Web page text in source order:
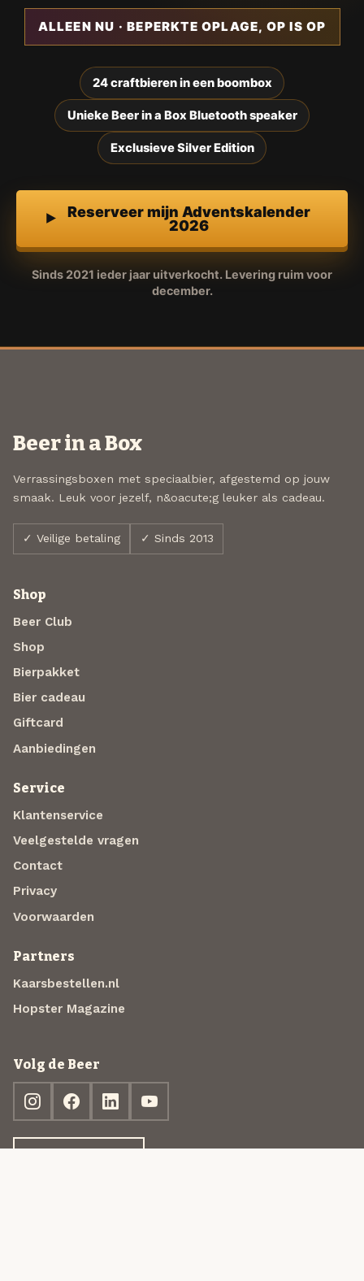
ALLEEN NU · BEPERKTE OPLAGE, OP IS OP
24 craftbieren in een boombox
Unieke Beer in a Box Bluetooth speaker
Exclusieve Silver Edition
Reserveer mijn Adventskalender
2026
Sinds 2021 ieder jaar uitverkocht. Levering ruim voor
december.
Beer in a Box
Verrassingsboxen met speciaalbier, afgestemd op jouw
smaak. Leuk voor jezelf, n&oacute;g leuker als cadeau.
✓ Veilige betaling ✓ Sinds 2013
Shop
Beer Club
Shop
Bierpakket
Bier cadeau
Giftcard
Aanbiedingen
Service
Klantenservice
Veelgestelde vragen
Contact
Privacy
Voorwaarden
Partners
Kaarsbestellen.nl
Hopster Magazine
Volg de Beer